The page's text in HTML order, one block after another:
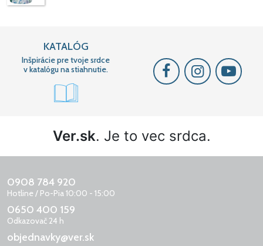
KATALÓG
Inšpirácie pre tvoje srdce
v katalógu na stiahnutie.
Ver.sk. Je to vec srdca.
0908 784 920
Hotline / Po-Pia 10:00 - 15:00
0650 400 159
Odkazovač 24 h
objednavky@ver.sk